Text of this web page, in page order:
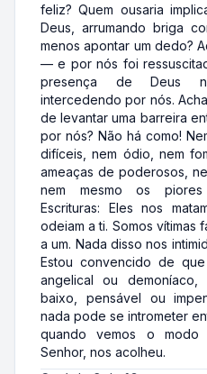
feliz? Quem ousaria
Deus, arrumando briga
menos apontar um dedo?
— e por nós foi
presença de Deus
intercedendo por nós.
de levantar uma barreira
por nós? Não há como!
difíceis, nem ódio, nem
ameaças de poderosos,
nem mesmo os
Escrituras: Eles nos
odeiam a ti. Somos vítimas
a um. Nada disso nos
Estou convencido de
angelical ou
baixo, pensável ou
nada pode se intrometer
quando vemos o modo
Senhor, nos acolheu.